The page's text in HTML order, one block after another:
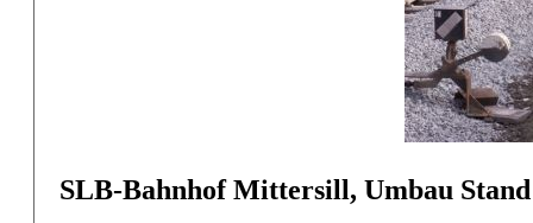
SLB-Bahnhof Mittersill, Umbau Stand